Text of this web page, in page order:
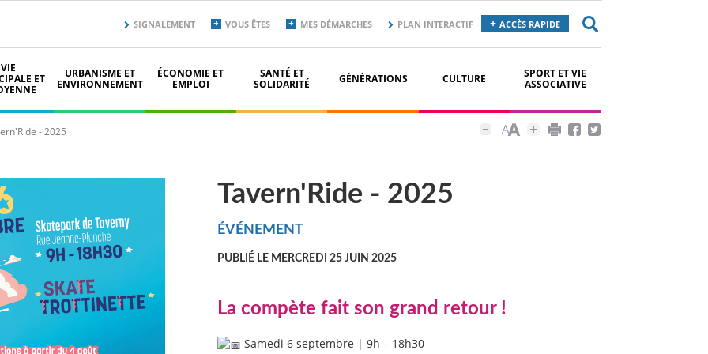
secondaire
top
SIGNALEMENT VOUS ÊTES MES DÉMARCHES PLAN INTERACTIF ACCÈS RAPIDE
VIE
ET
URBANISME ET
ENVIRONNEMENT
ÉCONOMIE ET
EMPLOI
SANTÉ ET
SOLIDARITÉ
GÉNÉRATIONS CULTURE
SPORT ET VIE
ASSOCIATIVE
- 2025
Tavern'Ride - 2025
ÉVÉNEMENT
PUBLIÉ LE MERCREDI 25 JUIN 2025
La compète fait son grand retour !
Samedi 6 septembre | 9h – 18h30